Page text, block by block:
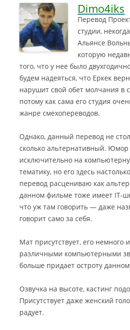
Dimo4iks
Перевод
студии,
Альянсе
которую
того, что у нее было
будем надеяться, что Еркек
нарушит свой обет молчания в
потому как сама его студия
жанре смехопереводов.
Однако, данный перевод не
сколько альтернативный. Юмор
исключительно на
тематику, но его здесь
перевод расцениваю как
данном фильме тоже имеет IT-
что уж там говорить — даже
говорит само за себя.
Мат присутствует, его немного
различными компьютерными
больше придает остроту
Озвучка на высоте, кастинг
Присутствует даже женский
радует.